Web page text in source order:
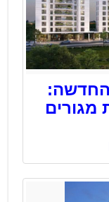
מגורים